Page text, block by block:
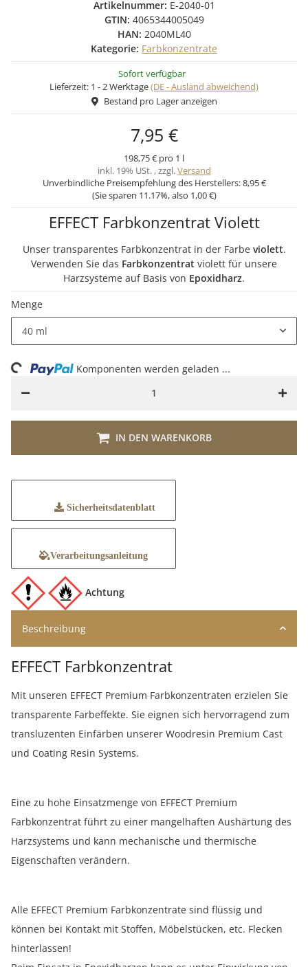
Artikelnummer: E-2040-01
GTIN: 4065344005049
HAN: 2040ML40
Kategorie: Farbkonzentrate
Sofort verfügbar
Lieferzeit: 1 - 2 Werktage(DE - Ausland abweichend)
Bestand pro Lager anzeigen
7,95 €
198,75 € pro 1 l
inkl. 19% USt. , zzgl. Versand
Unverbindliche Preisempfehlung des Herstellers:8,95 €
(Sie sparen 11.17%, also 1,00 €)
EFFECT Farbkonzentrat Violett
Unser transparentes Farbkonzentrat in der Farbe violett.
Verwenden Sie das Farbkonzentrat violett für unsere
Harzsysteme auf Basis von Epoxidharz.
Menge
40 ml
IN DEN WARENKORB
Komponenten werden geladen ...
Sicherheitsdatenblatt
Verarbeitungsanleitung
Achtung
Beschreibung
EFFECT Farbkonzentrat
Mit unseren EFFECT Premium Farbkonzentraten erzielen Sie
transparente Farbeffekte. Sie eignen sich hervorragend zum
transluzenten Einfärben unserer Woodresin Premium Cast
und Coating Resin Systems.
Eine zu hohe Einsatzmenge von EFFECT Premium
Farbkonzentrat führt zu einer mangelhaften Aushärtung des
Harzsystems und kann mechanische und thermische
Eigenschaften verändern.
Alle EFFECT Premium Farbkonzentrate sind flüssig und
können bei Kontakt mit Stoffen, Möbelstücken, etc. Flecken
hinterlassen!